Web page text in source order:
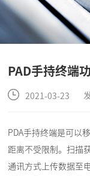
PAD手持终端
2021-03-23
PDA手持终端是可以
距离不受限制。扫描
通讯方式上传数据至